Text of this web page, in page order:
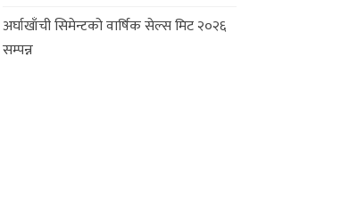
अर्घाखाँची सिमेन्टको वार्षिक सेल्स मिट २०२६
सम्पन्न